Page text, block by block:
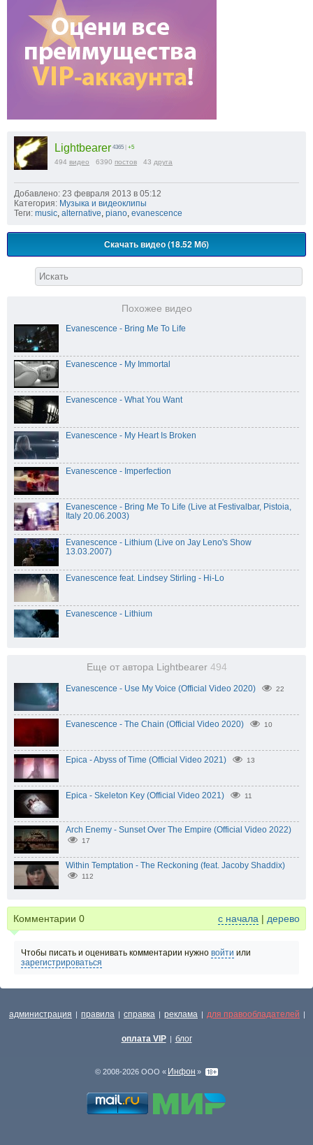
Lightbearer 4365 +5
494 видео 6390 постов 43 друга
Добавлено: 23 февраля 2013 в 05:12
Категория: Музыка и видеоклипы
Теги: music, alternative, piano, evanescence
Скачать видео (18.52 Мб)
Похожее видео
Evanescence - Bring Me To Life
Evanescence - My Immortal
Evanescence - What You Want
Evanescence - My Heart Is Broken
Evanescence - Imperfection
Evanescence - Bring Me To Life (Live at Festivalbar, Pistoia,
Italy 20.06.2003)
Evanescence - Lithium (Live on Jay Leno's Show
13.03.2007)
Evanescence feat. Lindsey Stirling - Hi-Lo
Evanescence - Lithium
Еще от автора Lightbearer 494
Evanescence - Use My Voice (Official Video 2020) 22
Evanescence - The Chain (Official Video 2020) 10
Epica - Abyss of Time (Official Video 2021) 13
Epica - Skeleton Key (Official Video 2021) 11
Arch Enemy - Sunset Over The Empire (Official Video 2022)
17
Within Temptation - The Reckoning (feat. Jacoby Shaddix)
112
Комментарии 0 с начала | дерево
Чтобы писать и оценивать комментарии нужно войти или
зарегистрироваться
администрация | правила | справка | реклама | для правообладателей |
оплата VIP | блог
© 2008-2026 ООО « Инфон »